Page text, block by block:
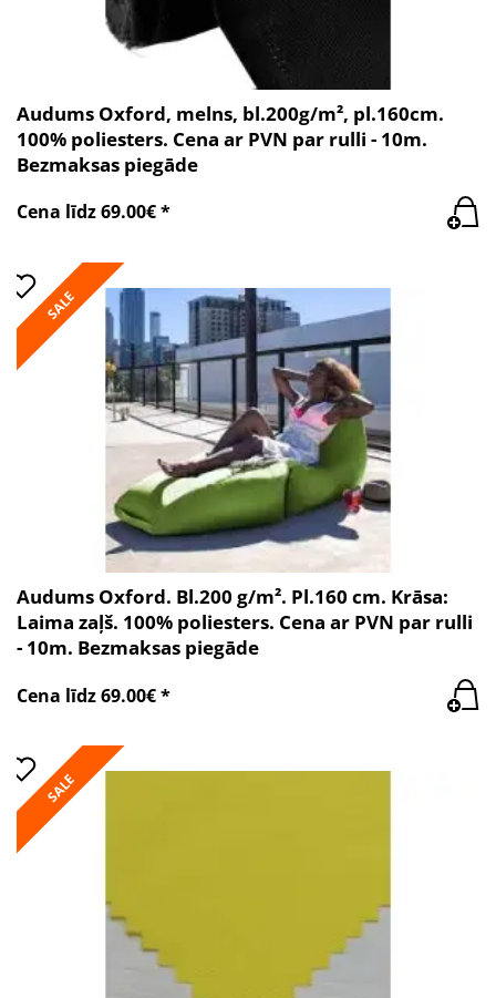
Audums Oxford, melns, bl.200g/m², pl.160cm.
100% poliesters. Cena ar PVN par rulli - 10m.
Bezmaksas piegāde
Cena līdz 69.00€ *
SALE
Audums Oxford. Bl.200 g/m². Pl.160 cm. Krāsa:
Laima zaļš. 100% poliesters. Cena ar PVN par rulli
- 10m. Bezmaksas piegāde
Cena līdz 69.00€ *
SALE